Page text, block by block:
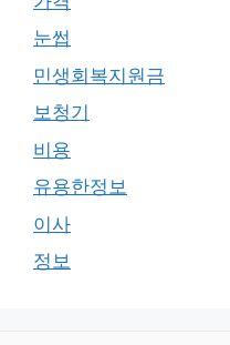
눈썹
민생회복지원금
보청기
비용
유용한정보
이사
정보